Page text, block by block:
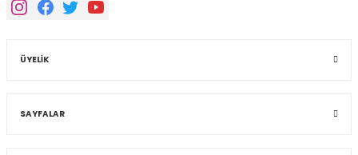
ÜYELİK
SAYFALAR